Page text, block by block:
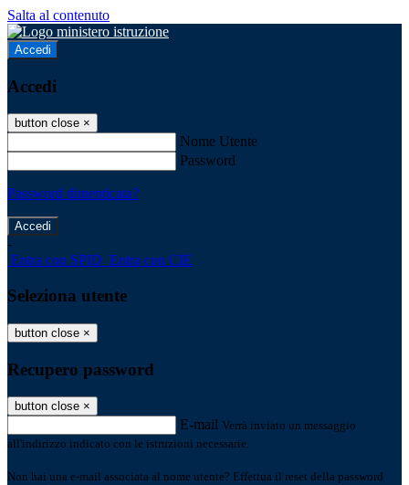
Salta al contenuto
Accedi
Accedi
button close ×
Nome Utente
Password
Password dimenticata?
-
Entra con SPID Entra con CIE
Seleziona utente
button close ×
Recupero password
button close ×
E-mail Verrà inviato un messaggio
all'indirizzo indicato con le istruzioni necessarie.
Non hai una e-mail associata al nome utente? Effettua il reset della password